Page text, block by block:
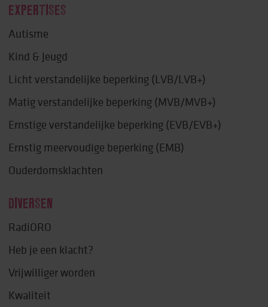
EXPERTISES
Autisme
Kind & Jeugd
Licht verstandelijke beperking (LVB/LVB+)
Matig verstandelijke beperking (MVB/MVB+)
Ernstige verstandelijke beperking (EVB/EVB+)
Ernstig meervoudige beperking (EMB)
Ouderdomsklachten
DIVERSEN
RadiORO
Heb je een klacht?
Vrijwilliger worden
Kwaliteit